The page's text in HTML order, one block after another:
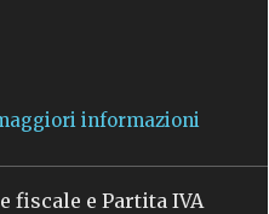
informazioni
fiscale e Partita IVA